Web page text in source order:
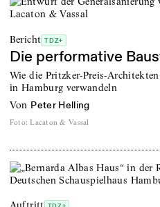
Bericht TDZ+
Die performative
Wie die Pritzker-Preis-
in Hamburg verwandeln
von Peter Helling
Foto: Lacaton & Vassal